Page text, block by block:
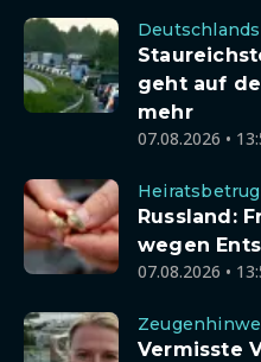
geht auf
mehr
07.08.2026 •
Russland:
wegen
07.08.2026 •
Vermisste